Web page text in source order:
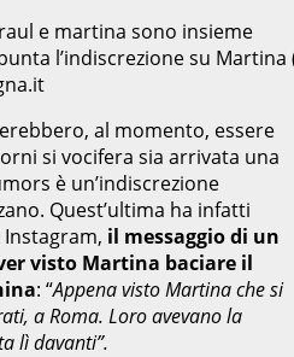
l’indiscrezione su
al momento, essere
si vocifera sia arrivata una
è un’indiscrezione
Quest’ultima ha infatti
il messaggio di un
visto Martina baciare il
: “Appena visto Martina che si
a Roma. Loro avevano la
lì davanti”.